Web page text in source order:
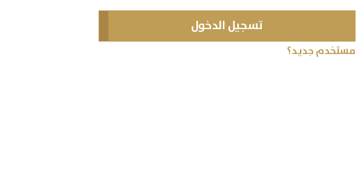
تسجيل الدخول
مستخدم جديد؟